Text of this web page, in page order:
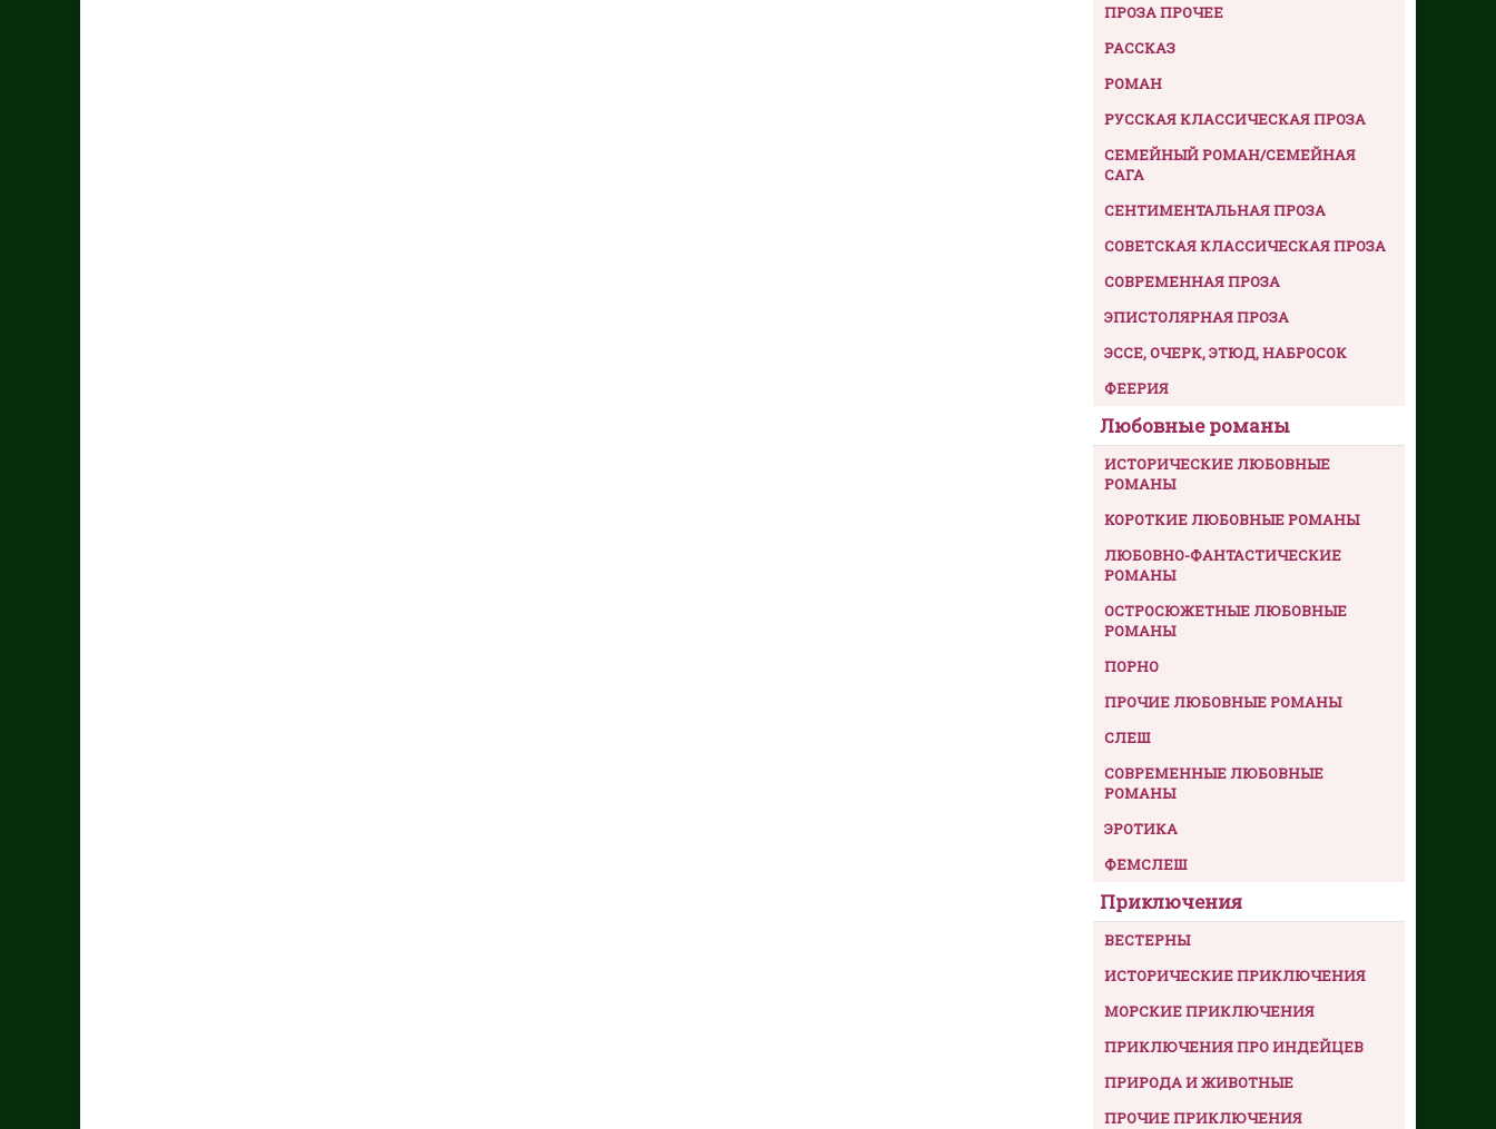
ПРОЗА ПРОЧЕЕ
РАССКАЗ
РОМАН
РУССКАЯ КЛАССИЧЕСКАЯ ПРОЗА
СЕМЕЙНЫЙ РОМАН/СЕМЕЙНАЯ
САГА
СЕНТИМЕНТАЛЬНАЯ ПРОЗА
СОВЕТСКАЯ КЛАССИЧЕСКАЯ ПРОЗА
СОВРЕМЕННАЯ ПРОЗА
ЭПИСТОЛЯРНАЯ ПРОЗА
ЭССЕ, ОЧЕРК, ЭТЮД, НАБРОСОК
ФЕЕРИЯ
Любовные романы
ИСТОРИЧЕСКИЕ ЛЮБОВНЫЕ
РОМАНЫ
КОРОТКИЕ ЛЮБОВНЫЕ РОМАНЫ
ЛЮБОВНО-ФАНТАСТИЧЕСКИЕ
РОМАНЫ
ОСТРОСЮЖЕТНЫЕ ЛЮБОВНЫЕ
РОМАНЫ
ПОРНО
ПРОЧИЕ ЛЮБОВНЫЕ РОМАНЫ
СЛЕШ
СОВРЕМЕННЫЕ ЛЮБОВНЫЕ
РОМАНЫ
ЭРОТИКА
ФЕМСЛЕШ
Приключения
ВЕСТЕРНЫ
ИСТОРИЧЕСКИЕ ПРИКЛЮЧЕНИЯ
МОРСКИЕ ПРИКЛЮЧЕНИЯ
ПРИКЛЮЧЕНИЯ ПРО ИНДЕЙЦЕВ
ПРИРОДА И ЖИВОТНЫЕ
ПРОЧИЕ ПРИКЛЮЧЕНИЯ